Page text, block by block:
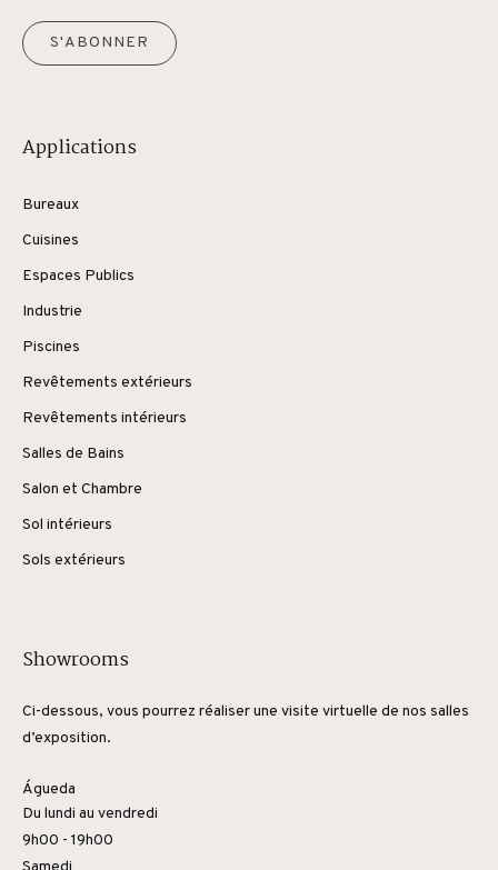
S'ABONNER
Applications
Bureaux
Cuisines
Espaces Publics
Industrie
Piscines
Revêtements extérieurs
Revêtements intérieurs
Salles de Bains
Salon et Chambre
Sol intérieurs
Sols extérieurs
Showrooms
Ci-dessous, vous pourrez réaliser une visite virtuelle de nos salles
d’exposition.
Águeda
Du lundi au vendredi
9h00 - 19h00